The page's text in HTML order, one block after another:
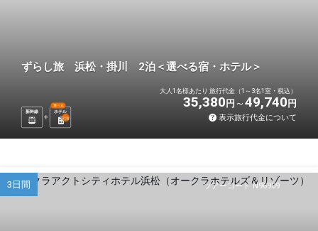
ずらし旅 浜松・掛川 2泊＜選べる宿・ホテル＞
新幹線 ホテル
選べる
2泊
大人1名様あたり 旅行代金（1～3名1室・税込）
35,380 円 49,740 円
表示旅行代金について
ツアーコード N96909
3日間